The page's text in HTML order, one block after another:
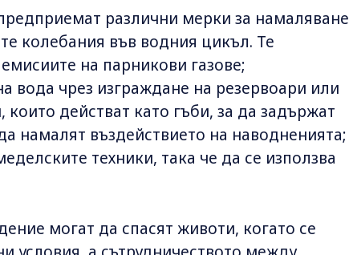
различни мерки за намаляване
колебания във водния цикъл. Те
на парникови газове;
вода чрез изграждане на резервоари или
действат като гъби, за да задържат
намалят въздействието на наводненията;
техники, така че да се използва
могат да спасят животи, когато се